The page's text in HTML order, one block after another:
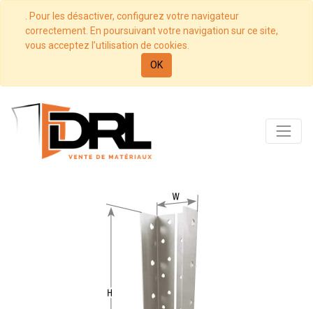
. Pour les désactiver, configurez votre navigateur
correctement. En poursuivant votre navigation sur ce site,
vous acceptez l’utilisation de cookies.
OK